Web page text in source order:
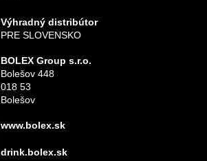
Výhradný distribútor
PRE SLOVENSKO
BOLEX Group s.r.o.
Bolešov 448
018 53
Bolešov
www.bolex.sk
drink.bolex.sk